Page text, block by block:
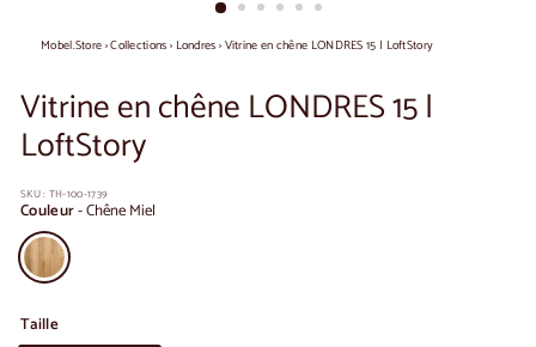
Mobel.Store›Collections› Londres›Vitrine en chêne LONDRES 15 | LoftStory
Vitrine en chêne LONDRES 15 |
LoftStory
SKU : TH-100-1739
Couleur-Chêne Miel
Taille